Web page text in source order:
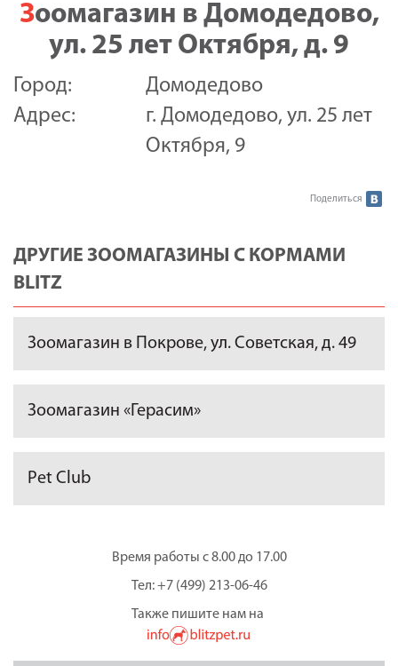
Зоомагазин в Домодедово,
ул. 25 лет Октября, д. 9
Город:
Домодедово
Адрес:
г. Домодедово, ул. 25 лет
Октября, 9
Поделиться
ДРУГИЕ ЗООМАГАЗИНЫ С КОРМАМИ
BLITZ
Зоомагазин в Покрове, ул. Советская, д. 49
Зоомагазин «Герасим»
Pet Club
Время работы с 8.00 до 17.00
Тел: +7 (499) 213-06-46
Также пишите нам на